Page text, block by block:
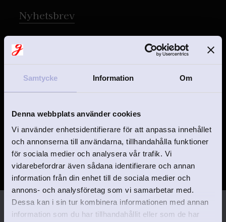
Samtycke Information Om
Denna webbplats använder cookies
Vi använder enhetsidentifierare för att anpassa innehållet
och annonserna till användarna, tillhandahålla funktioner
för sociala medier och analysera vår trafik. Vi
vidarebefordrar även sådana identifierare och annan
information från din enhet till de sociala medier och
annons- och analysföretag som vi samarbetar med.
Dessa kan i sin tur kombinera informationen med annan
information som du har tillhandahållit eller som de har
Nyhetsbrev
PRENUMERERA
Dina personuppgifter behandlas i enlighet med vår integritetspolicy